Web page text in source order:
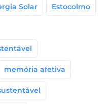
Solar Estocolmo
memória afetiva